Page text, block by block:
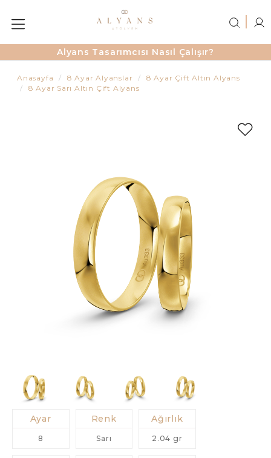
Alyans Tasarımcısı Nasıl Çalışır?
Anasayfa 8 Ayar Alyanslar
8 Ayar Çift Altın Alyans
8 Ayar Sarı Altın Çift Alyans
Ayar
8
Renk
Sarı
Ağırlık
2.04 gr